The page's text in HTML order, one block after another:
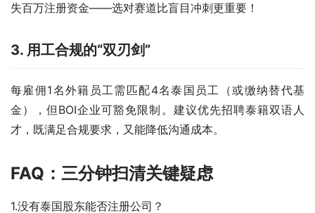
失百万注册资金——选对赛道比盲目冲刺更重要！
3. 用工合规的“双刃剑”
每雇佣1名外籍员工需匹配4名泰国员工（或缴纳替代基
金），但BOI企业可豁免限制。建议优先招聘泰籍双语人
才，既满足合规要求，又能降低沟通成本。
FAQ：三分钟扫清关键疑虑
1.没有泰国股东能否注册公司？